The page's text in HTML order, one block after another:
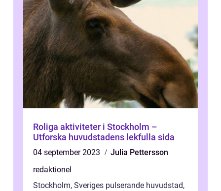
Roliga aktiviteter i Stockholm –
Utforska huvudstadens lekfulla sida
04 september 2023
Julia Pettersson
redaktionel
Stockholm, Sveriges pulserande huvudstad,